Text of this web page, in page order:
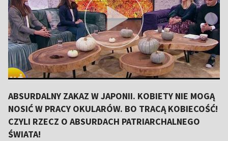
ABSURDALNY ZAKAZ W JAPONII. KOBIETY NIE MOGĄ
NOSIĆ W PRACY OKULARÓW. BO TRACĄ KOBIECOŚĆ!
CZYLI RZECZ O ABSURDACH PATRIARCHALNEGO
ŚWIATA!